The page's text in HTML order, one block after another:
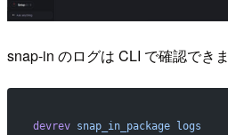
snap-in のログは CLI で確認できま
devrev snap_in_package logs